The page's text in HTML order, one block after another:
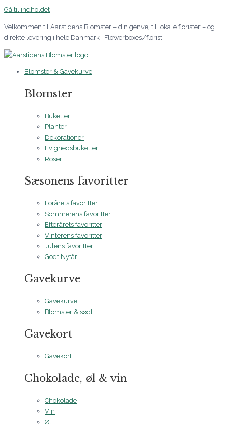
Gå til indholdet
Velkommen til Aarstidens Blomster – din genvej til lokale florister – og
direkte levering i hele Danmark i Flowerboxes/florist.
Blomster & Gavekurve
Blomster
Buketter
Planter
Dekorationer
Evighedsbuketter
Roser
Sæsonens favoritter
Forårets favoritter
Sommerens favoritter
Efterårets favoritter
Vinterens favoritter
Julens favoritter
Godt Nytår
Gavekurve
Gavekurve
Blomster & sødt
Gavekort
Gavekort
Chokolade, øl & vin
Chokolade
Vin
Øl